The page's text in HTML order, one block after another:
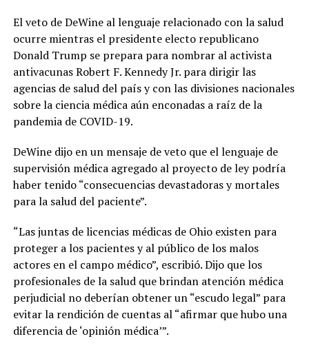
El veto de DeWine al lenguaje relacionado con la salud
ocurre mientras el presidente electo republicano
Donald Trump se prepara para nombrar al activista
antivacunas Robert F. Kennedy Jr. para dirigir las
agencias de salud del país y con las divisiones nacionales
sobre la ciencia médica aún enconadas a raíz de la
pandemia de COVID-19.
DeWine dijo en un mensaje de veto que el lenguaje de
supervisión médica agregado al proyecto de ley podría
haber tenido “consecuencias devastadoras y mortales
para la salud del paciente”.
“Las juntas de licencias médicas de Ohio existen para
proteger a los pacientes y al público de los malos
actores en el campo médico”, escribió. Dijo que los
profesionales de la salud que brindan atención médica
perjudicial no deberían obtener un “escudo legal” para
evitar la rendición de cuentas al “afirmar que hubo una
diferencia de ‘opinión médica’”.